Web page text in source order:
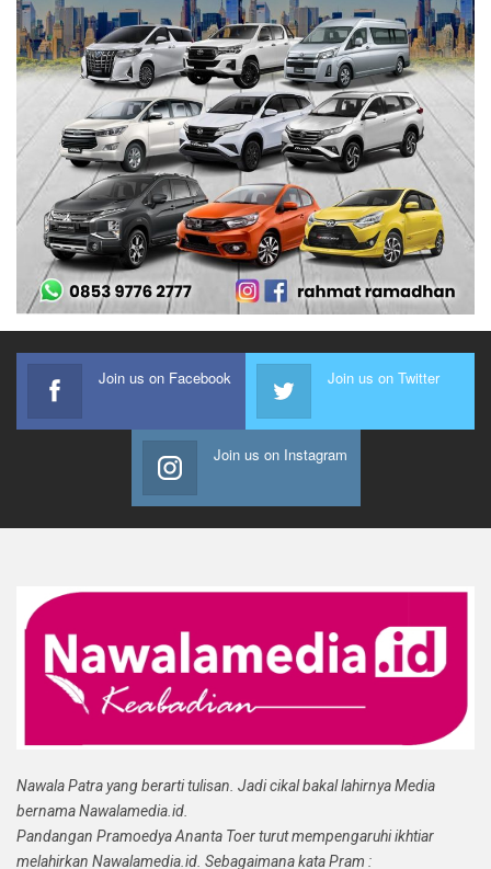
Join us on Facebook Join us on Twitter
Join us on Instagram
Nawala Patra yang berarti tulisan. Jadi cikal bakal lahirnya Media
bernama Nawalamedia.id.
Pandangan Pramoedya Ananta Toer turut mempengaruhi ikhtiar
melahirkan Nawalamedia.id. Sebagaimana kata Pram :